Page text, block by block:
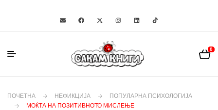
0
ПОЧЕТНА НЕФИКЦИЈА
ПОПУЛАРНА ПСИХОЛОГИЈА
МОЌТА НА ПОЗИТИВНОТО МИСЛЕЊЕ